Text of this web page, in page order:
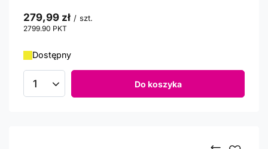
279,99 zł / szt.
2799.90 PKT
Dostępny
Ilość produktów Do koszyka